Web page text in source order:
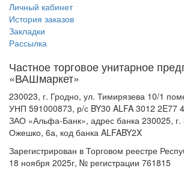
Личный кабинет
История заказов
Закладки
Рассылка
Частное торговое унитарное
«ВАШмаркет»
230023, г. Гродно, ул. Тимирязева 10/1
УНП 591000873, р/с BY30 ALFA 3012 2E77
ЗАО «Альфа-Банк», адрес банка 230025, г.
Ожешко, 6а, код банка ALFABY2X
Зарегистрирован в Торговом реестре
18 ноября 2025г, № регистрации 761815